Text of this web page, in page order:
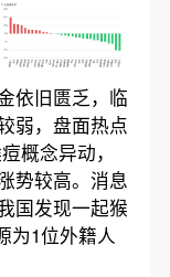
依旧匮乏，临
弱，盘面热点
概念异动，
势较高。消息
国发现一起猴
为1位外籍人